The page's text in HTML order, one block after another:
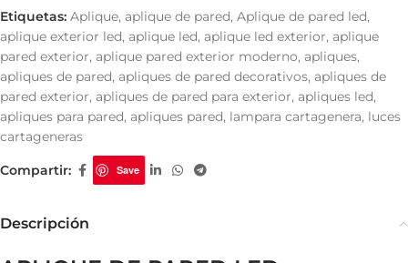
Etiquetas: Aplique, aplique de pared, Aplique de pared led,
aplique exterior led, aplique led, aplique led exterior, aplique
pared exterior, aplique pared exterior moderno, apliques,
apliques de pared, apliques de pared decorativos, apliques de
pared exterior, apliques de pared para exterior, apliques led,
apliques para pared, apliques pared, lampara cartagenera, luces
cartageneras
Compartir: Save
Descripción